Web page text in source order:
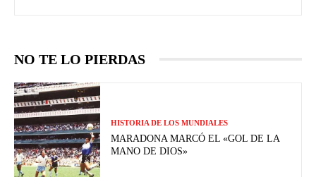
NO TE LO PIERDAS
HISTORIA DE LOS MUNDIALES
MARADONA MARCÓ EL «GOL DE LA
MANO DE DIOS»